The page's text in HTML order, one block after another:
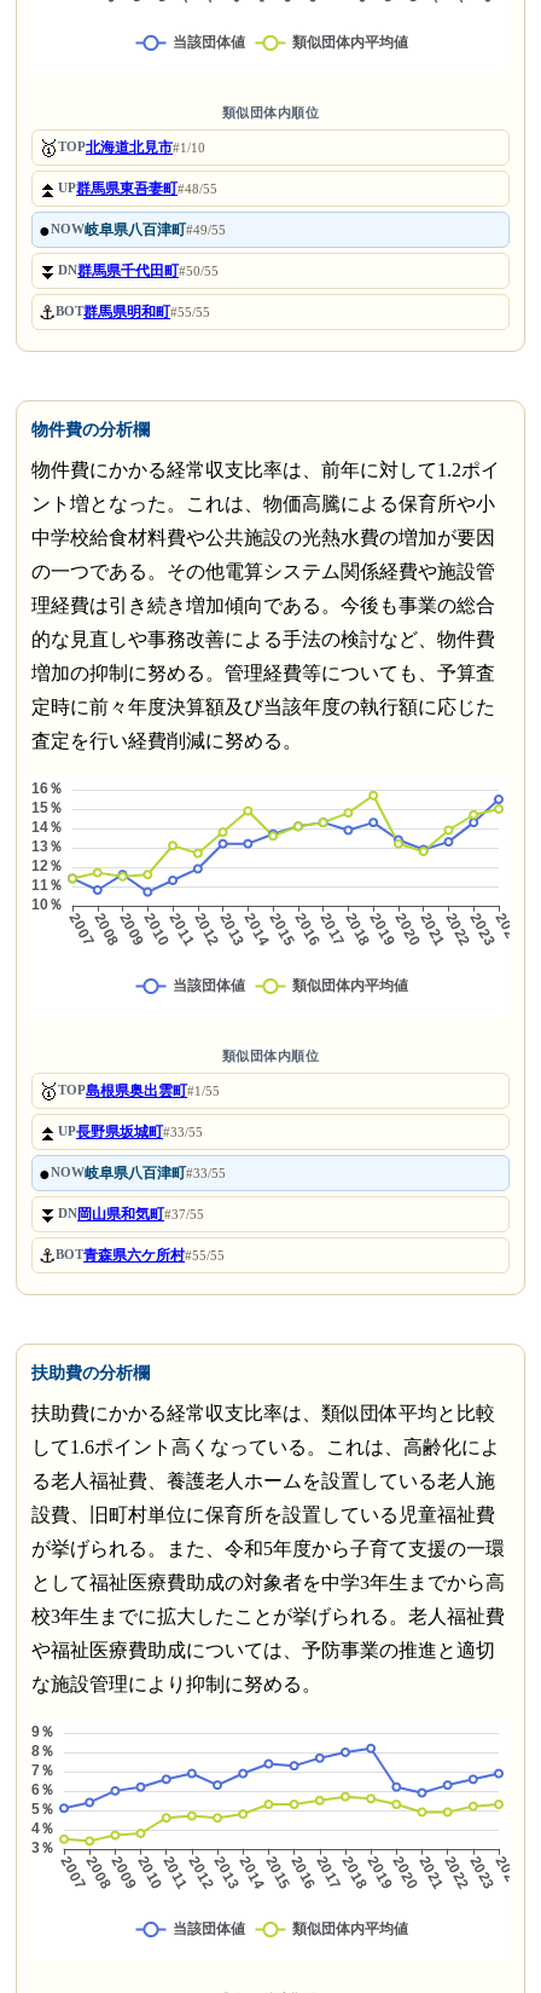
類似団体内順位
🥇TOP北海道北見市#1/10
⏫UP群馬県東吾妻町#48/55
●NOW岐阜県八百津町#49/55
⏬DN群馬県千代田町#50/55
⚓BOT群馬県明和町#55/55
物件費の分析欄
物件費にかかる経常収支比率は、前年に対して1.2ポイ
ント増となった。これは、物価高騰による保育所や小
中学校給食材料費や公共施設の光熱水費の増加が要因
の一つである。その他電算システム関係経費や施設管
理経費は引き続き増加傾向である。今後も事業の総合
的な見直しや事務改善による手法の検討など、物件費
増加の抑制に努める。管理経費等についても、予算査
定時に前々年度決算額及び当該年度の執行額に応じた
査定を行い経費削減に努める。
類似団体内順位
🥇TOP島根県奥出雲町#1/55
⏫UP長野県坂城町#33/55
●NOW岐阜県八百津町#33/55
⏬DN岡山県和気町#37/55
⚓BOT青森県六ケ所村#55/55
扶助費の分析欄
扶助費にかかる経常収支比率は、類似団体平均と比較
して1.6ポイント高くなっている。これは、高齢化によ
る老人福祉費、養護老人ホームを設置している老人施
設費、旧町村単位に保育所を設置している児童福祉費
が挙げられる。また、令和5年度から子育て支援の一環
として福祉医療費助成の対象者を中学3年生までから高
校3年生までに拡大したことが挙げられる。老人福祉費
や福祉医療費助成については、予防事業の推進と適切
な施設管理により抑制に努める。